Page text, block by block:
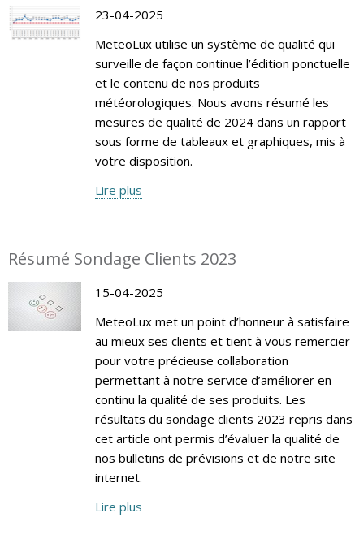
23-04-2025
MeteoLux utilise un système de qualité qui
surveille de façon continue l’édition ponctuelle
et le contenu de nos produits
météorologiques. Nous avons résumé les
mesures de qualité de 2024 dans un rapport
sous forme de tableaux et graphiques, mis à
votre disposition.
Lire plus
Résumé Sondage Clients 2023
15-04-2025
MeteoLux met un point d’honneur à satisfaire
au mieux ses clients et tient à vous remercier
pour votre précieuse collaboration
permettant à notre service d’améliorer en
continu la qualité de ses produits. Les
résultats du sondage clients 2023 repris dans
cet article ont permis d’évaluer la qualité de
nos bulletins de prévisions et de notre site
internet.
Lire plus